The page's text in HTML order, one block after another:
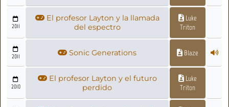
2011
El profesor Layton y la llamada
del espectro
Luke
Triton
2011 Sonic Generations Blaze
2010
El profesor Layton y el futuro
perdido
Luke
Triton